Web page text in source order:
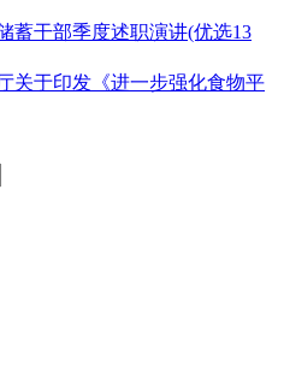
蓄干部季度述职演讲(优选13
关于印发《进一步强化食物平